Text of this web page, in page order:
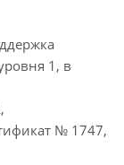
1, в
№ 1747,